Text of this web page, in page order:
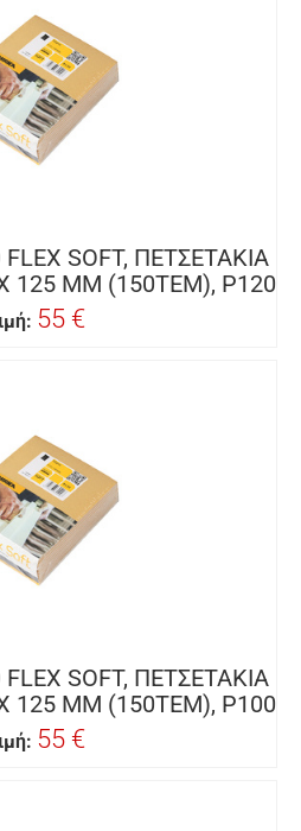
SOFT, ΠΕΤΣΕΤΑΚΙΑ
125 MM (150ΤΕΜ), P120
55 €
SOFT, ΠΕΤΣΕΤΑΚΙΑ
125 MM (150ΤΕΜ), P100
55 €